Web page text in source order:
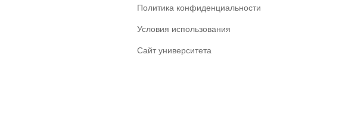
Политика конфиденциальности
Условия использования
Сайт университета